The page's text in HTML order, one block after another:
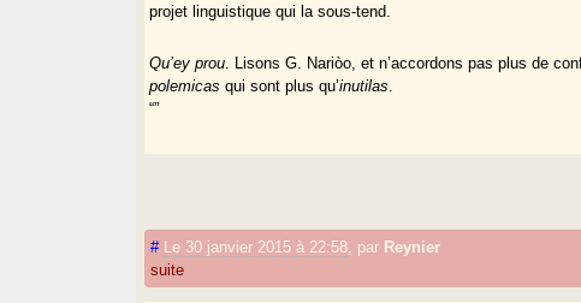
projet linguistique qui la sous-tend.
Qu’ey prou . Lisons G. Nariòo, et n’accordons pas plus de
polemicas qui sont plus qu’inutilas
“”
# Le 30 janvier 2015 à 22:58 par Reynier
suite